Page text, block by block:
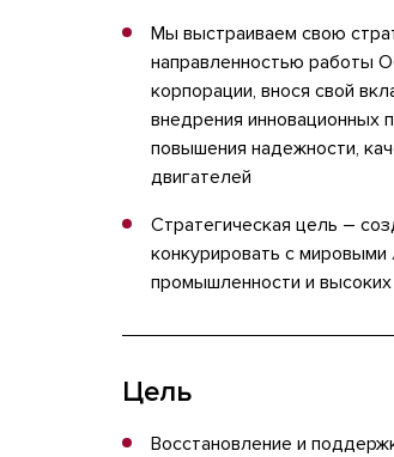
Мы выстраиваем свою
направленностью работы
корпорации, внося свой
внедрения инновационных
повышения надежности,
двигателей
Стратегическая цель –
конкурировать с
промышленности и высоких
Цель
Восстановление и